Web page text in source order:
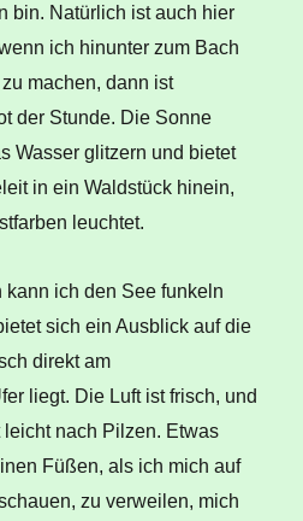
bin. Natürlich ist auch hier
ich hinunter zum Bach
machen, dann ist
der Stunde. Die Sonne
Wasser glitzern und bietet
in ein Waldstück hinein,
leuchtet.
ich den See funkeln
sich ein Ausblick auf die
direkt am
liegt. Die Luft ist frisch, und
nach Pilzen. Etwas
Füßen, als ich mich auf
zu verweilen, mich